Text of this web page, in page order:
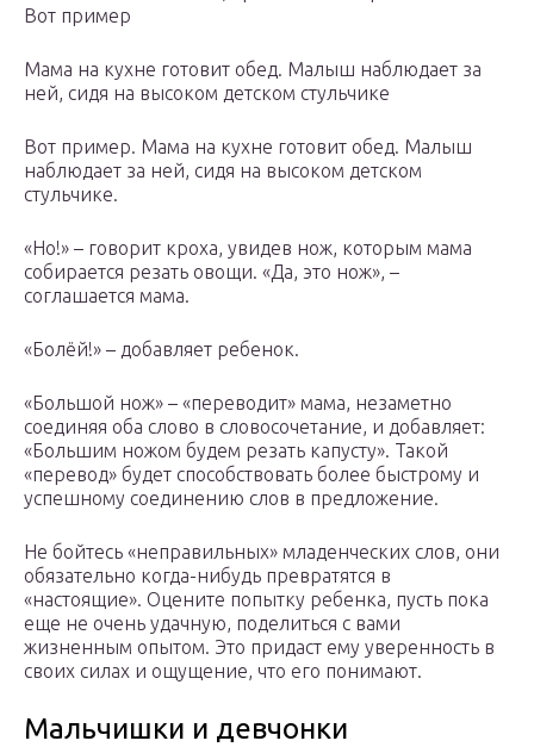
Вот пример
Мама на кухне готовит обед. Малыш наблюдает за
ней, сидя на высоком детском стульчике
Вот пример. Мама на кухне готовит обед. Малыш
наблюдает за ней, сидя на высоком детском
стульчике.
«Но!» – говорит кроха, увидев нож, которым мама
собирается резать овощи. «Да, это нож», –
соглашается мама.
«Болёй!» – добавляет ребенок.
«Большой нож» – «переводит» мама, незаметно
соединяя оба слово в словосочетание, и добавляет:
«Большим ножом будем резать капусту». Такой
«перевод» будет способствовать более быстрому и
успешному соединению слов в предложение.
Не бойтесь «неправильных» младенческих слов, они
обязательно когда-нибудь превратятся в
«настоящие». Оцените попытку ребенка, пусть пока
еще не очень удачную, поделиться с вами
жизненным опытом. Это придаст ему уверенность в
своих силах и ощущение, что его понимают.
Мальчишки и девчонки